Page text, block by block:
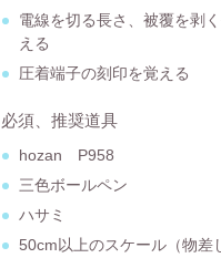
電線を切る長さ、被覆を剥
える
圧着端子の刻印を覚える
必須、推奨道具
hozan P958
三色ボールペン
ハサミ
50cm以上のスケール（物差